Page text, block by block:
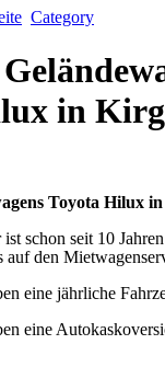
Category
in
Toyota Hilux
schon seit 10
auf den
eine jährliche
eine